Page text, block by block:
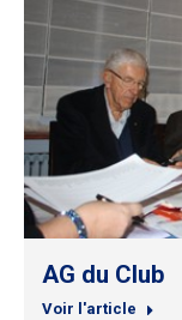
AG du Club
Voir l'article